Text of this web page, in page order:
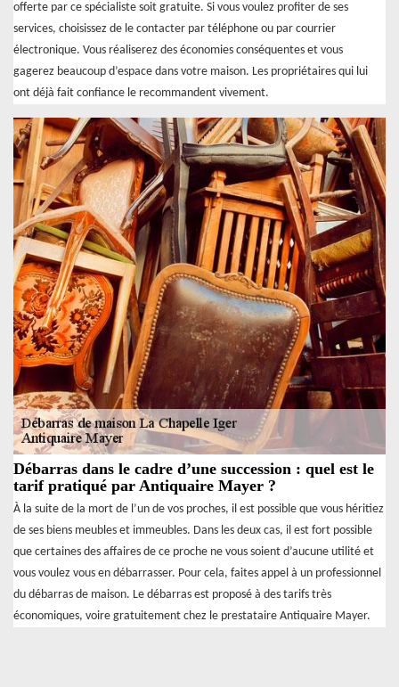
offerte par ce spécialiste soit gratuite. Si vous voulez profiter de ses
services, choisissez de le contacter par téléphone ou par courrier
électronique. Vous réaliserez des économies conséquentes et vous
gagerez beaucoup d’espace dans votre maison. Les propriétaires qui lui
ont déjà fait confiance le recommandent vivement.
Débarras dans le cadre d’une succession : quel est le
tarif pratiqué par Antiquaire Mayer ?
À la suite de la mort de l’un de vos proches, il est possible que vous héritiez
de ses biens meubles et immeubles. Dans les deux cas, il est fort possible
que certaines des affaires de ce proche ne vous soient d’aucune utilité et
vous voulez vous en débarrasser. Pour cela, faites appel à un professionnel
du débarras de maison. Le débarras est proposé à des tarifs très
économiques, voire gratuitement chez le prestataire Antiquaire Mayer.